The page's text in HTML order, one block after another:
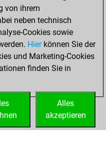
Elo
2
Play
+0
games
von ihrem
neben technisch
Cookies sowie
Hierkönnen Sie der
und Marketing-Cookies
finden Sie in
Alles
akzeptieren